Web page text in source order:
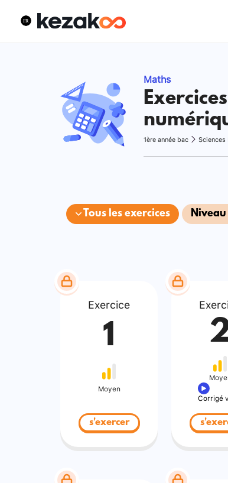
Maths
1ère année bac
Tous les exercices
Exercice
1
Moyen
s'exercer
Corrigé